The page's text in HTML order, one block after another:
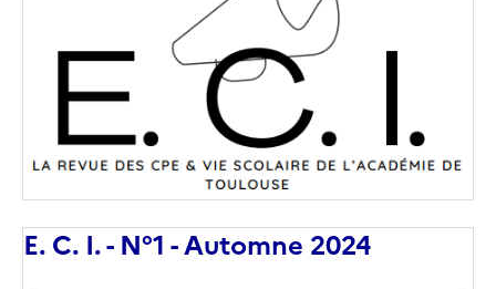
E. C. I. - N°1 - Automne 2024